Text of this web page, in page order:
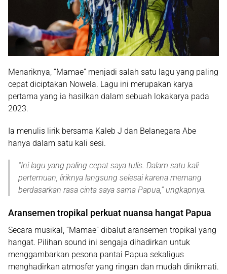
Menariknya, “Mamae” menjadi salah satu lagu yang paling
cepat diciptakan Nowela. Lagu ini merupakan karya
pertama yang ia hasilkan dalam sebuah lokakarya pada
2023.
Ia menulis lirik bersama Kaleb J dan Belanegara Abe
hanya dalam satu kali sesi.
“Ini lagu yang paling cepat saya tulis. Dalam satu kali
pertemuan, liriknya langsung selesai karena memang
berdasarkan rasa cinta saya sama Papua,” ungkapnya.
Aransemen tropikal perkuat nuansa hangat Papua
Secara musikal, “Mamae” dibalut aransemen tropikal yang
hangat. Pilihan sound ini sengaja dihadirkan untuk
menggambarkan pesona pantai Papua sekaligus
menghadirkan atmosfer yang ringan dan mudah dinikmati.